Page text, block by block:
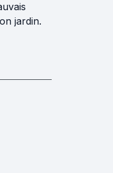
jardin.